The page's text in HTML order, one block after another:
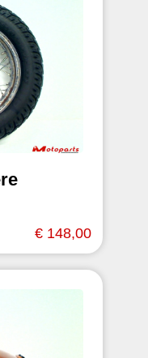
€ 148,00